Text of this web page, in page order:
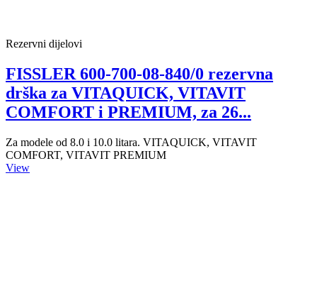
Rezervni dijelovi
FISSLER 600-700-08-840/0 rezervna
drška za VITAQUICK, VITAVIT
COMFORT i PREMIUM, za 26...
Za modele od 8.0 i 10.0 litara. VITAQUICK, VITAVIT
COMFORT, VITAVIT PREMIUM
View